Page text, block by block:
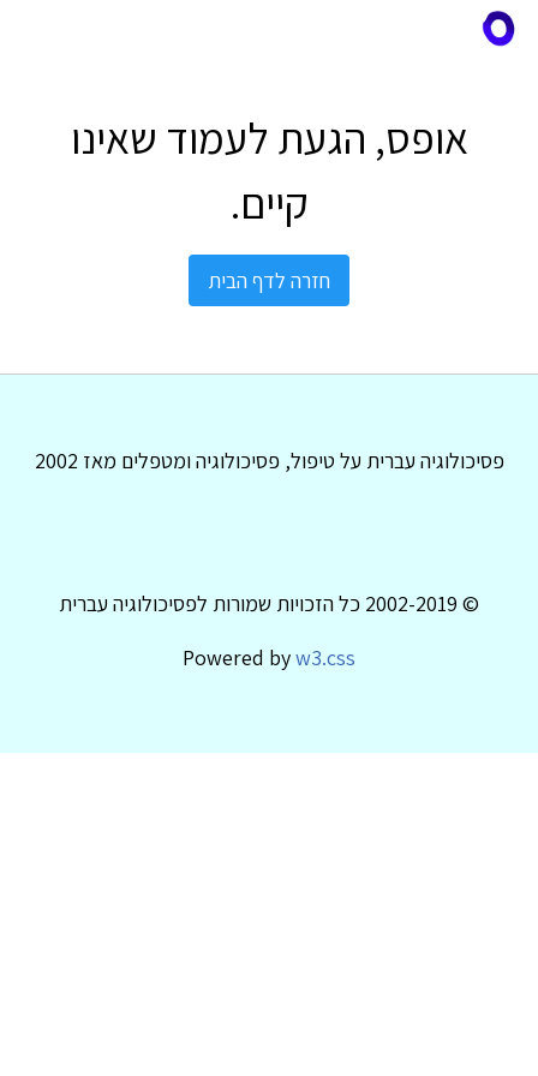
אופס, הגעת לעמוד שאינו
קיים.
חזרה לדף הבית
פסיכולוגיה עברית על טיפול, פסיכולוגיה ומטפלים מאז 2002
© 2002-2019 כל הזכויות שמורות לפסיכולוגיה עברית
Powered byw3.css